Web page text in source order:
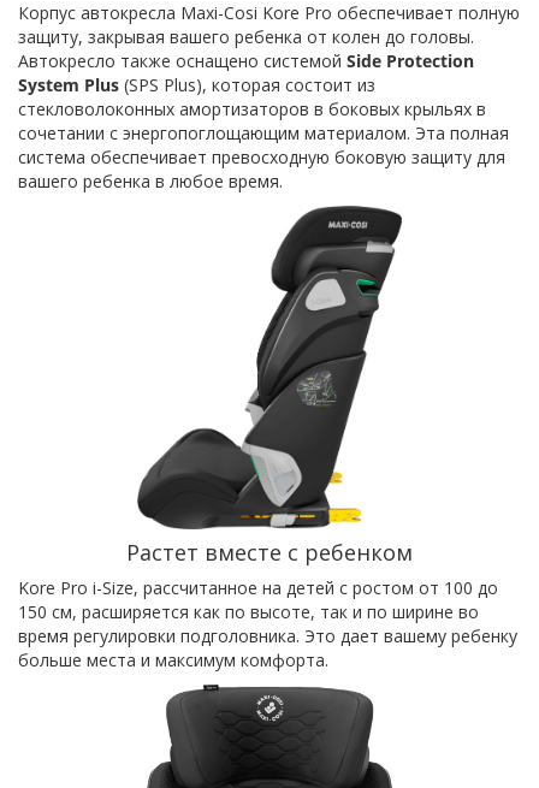
Корпус автокресла Maxi-Cosi Kore Pro обеспечивает полную
защиту, закрывая вашего ребенка от колен до головы.
Автокресло также оснащено системой Side Protection
System Plus (SPS Plus), которая состоит из
стекловолоконных амортизаторов в боковых крыльях в
сочетании с энергопоглощающим материалом. Эта полная
система обеспечивает превосходную боковую защиту для
вашего ребенка в любое время.
Растет вместе с ребенком
Kore Pro i-Size, рассчитанное на детей с ростом от 100 до
150 см, расширяется как по высоте, так и по ширине во
время регулировки подголовника. Это дает вашему ребенку
больше места и максимум комфорта.